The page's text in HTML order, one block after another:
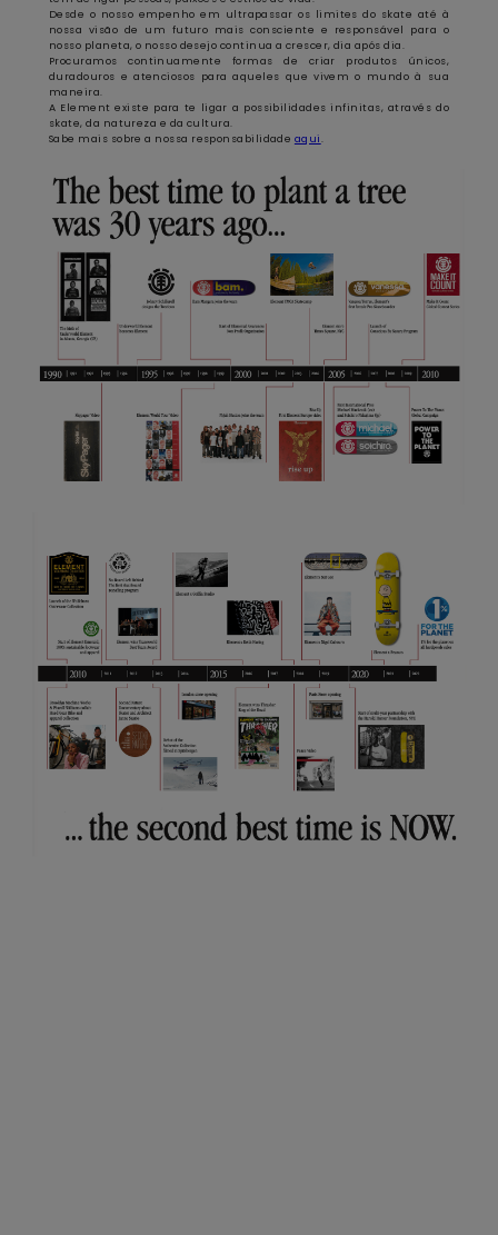
Desde o nosso empenho em ultrapassar os limites do skate até à
nossa visão de um futuro mais consciente e responsável para o
nosso planeta, o nosso desejo continua a crescer, dia após dia.
Procuramos continuamente formas de criar produtos únicos,
duradouros e atenciosos para aqueles que vivem o mundo à sua
maneira.
A Element existe para te ligar a possibilidades infinitas, através do
skate, da natureza e da cultura.
Sabe mais sobre a nossa responsabilidade aqui.